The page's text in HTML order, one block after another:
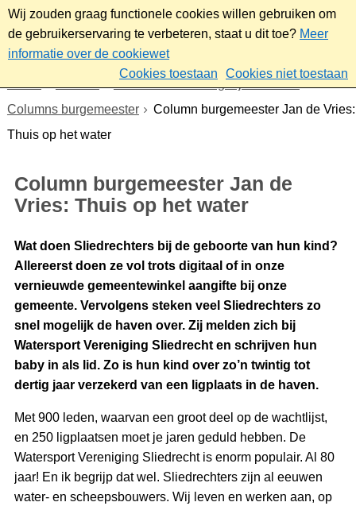
Wij zouden graag functionele cookies willen gebruiken om
de gebruikerservaring te verbeteren, staat u dit toe? Meer
informatie over de cookiewet
Cookies toestaan
Cookies niet toestaan
Gemeenteraad/Dagelijks bestuur
Columns burgemeester
Column burgemeester Jan de Vries:
Thuis op het water
Column burgemeester Jan de
Vries: Thuis op het water
Wat doen Sliedrechters bij de geboorte van hun kind?
Allereerst doen ze vol trots digitaal of in onze
vernieuwde gemeentewinkel aangifte bij onze
gemeente. Vervolgens steken veel Sliedrechters zo
snel mogelijk de haven over. Zij melden zich bij
Watersport Vereniging Sliedrecht en schrijven hun
baby in als lid. Zo is hun kind over zo’n twintig tot
dertig jaar verzekerd van een ligplaats in de haven.
Met 900 leden, waarvan een groot deel op de wachtlijst,
en 250 ligplaatsen moet je jaren geduld hebben. De
Watersport Vereniging Sliedrecht is enorm populair. Al 80
jaar! En ik begrijp dat wel. Sliedrechters zijn al eeuwen
water- en scheepsbouwers. Wij leven en werken aan, op